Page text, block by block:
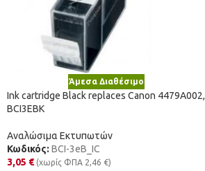
Άμεσα Διαθέσιμο
Ink cartridge Black replaces Canon 4479A002,
BCI3EBK
Αναλώσιμα Εκτυπωτών
Κωδικός: BCI-3eB_IC
3,05 € (χωρίς ΦΠΑ 2,46 €)